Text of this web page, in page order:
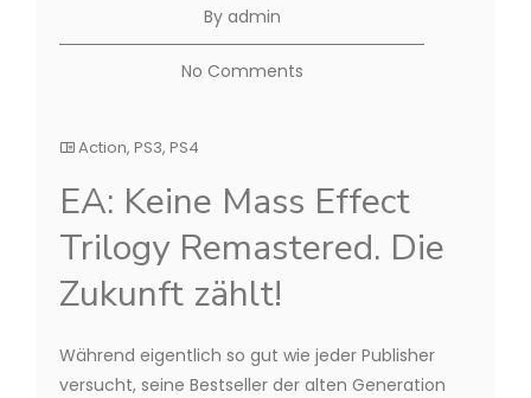
By admin
No Comments
Action, PS3, PS4
EA: Keine Mass Effect
Trilogy Remastered. Die
Zukunft zählt!
Während eigentlich so gut wie jeder Publisher
versucht, seine Bestseller der alten Generation